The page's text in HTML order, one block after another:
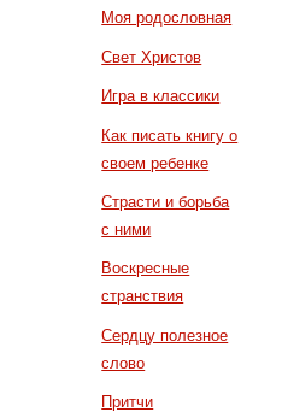
Моя родословная
Свет Христов
Игра в классики
Как писать книгу о
своем ребенке
Страсти и борьба
с ними
Воскресные
странствия
Сердцу полезное
слово
Притчи